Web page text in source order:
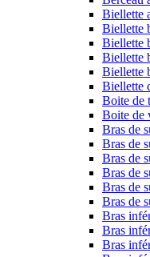
Biellette
Biellette
Biellette
Biellette
Biellette
Biellette
Boite de
Boite de
Bras de
Bras de
Bras de
Bras de
Bras de
Bras de
Bras
Bras
Bras